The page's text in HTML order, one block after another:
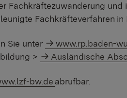
Fachkräftezuwanderung
Fachkräfteverfahren in
Sie unter www.rp.baden-
>
Ausländische
Link:
bw.de abrufbar.